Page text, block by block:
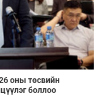
оны төсвийн
боллоо